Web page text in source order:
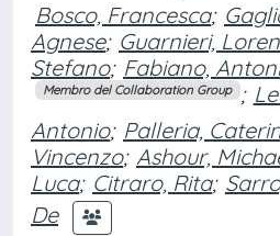
Bosco, Francesca;
Agnese; Guarnieri,
Stefano; Fabiano,
Membro del Collaboration Group ;
Antonio; Palleria,
Vincenzo; Ashour,
Luca; Citraro, Rita;
De